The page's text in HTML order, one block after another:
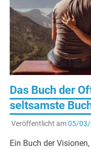
Das Buch der
seltsamste
Veröffentlicht am05/03/
Ein Buch der